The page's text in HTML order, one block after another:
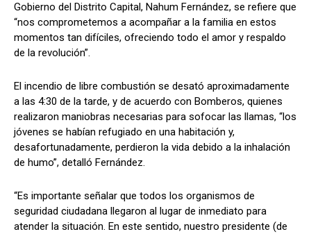
Gobierno del Distrito Capital, Nahum Fernández, se refiere que
“nos comprometemos a acompañar a la familia en estos
momentos tan difíciles, ofreciendo todo el amor y respaldo
de la revolución”.
El incendio de libre combustión se desató aproximadamente
a las 4:30 de la tarde, y de acuerdo con Bomberos, quienes
realizaron maniobras necesarias para sofocar las llamas, “los
jóvenes se habían refugiado en una habitación y,
desafortunadamente, perdieron la vida debido a la inhalación
de humo”, detalló Fernández.
“Es importante señalar que todos los organismos de
seguridad ciudadana llegaron al lugar de inmediato para
atender la situación. En este sentido, nuestro presidente (de